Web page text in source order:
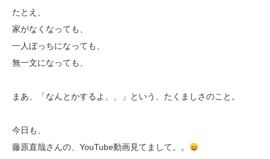
たとえ、
家がなくなっても、
一人ぼっちになっても、
無一文になっても、
まあ、「なんとかするよ、、」という、たくましさのこと。
今日も、
藤原直哉さんの、YouTube動画見てまして。。